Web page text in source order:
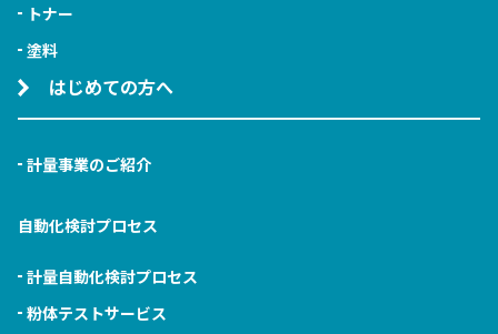
トナー
塗料
はじめての方へ
計量事業のご紹介
自動化検討プロセス
計量自動化検討プロセス
粉体テストサービス